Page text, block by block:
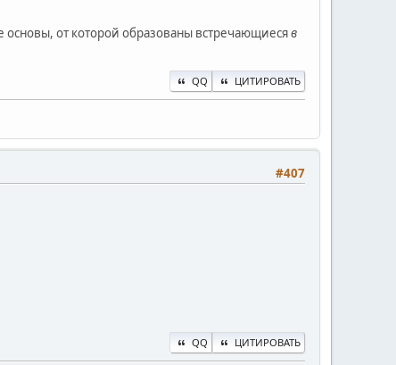
основы, от которой образованы встречающиесяв
QQ ЦИТИРОВАТЬ
#407
QQ ЦИТИРОВАТЬ